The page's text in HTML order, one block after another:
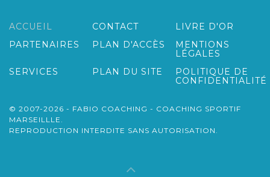
ACCUEIL CONTACT
LIVRE D'OR
PARTENAIRES
PLAN D'ACCÈS
MENTIONS
LÉGALES
SERVICES
PLAN DU SITE
POLITIQUE DE
CONFIDENTIALITÉ
© 2007-2026 - FABIO COACHING - COACHING SPORTIF
MARSEILLLE.
REPRODUCTION INTERDITE SANS AUTORISATION.